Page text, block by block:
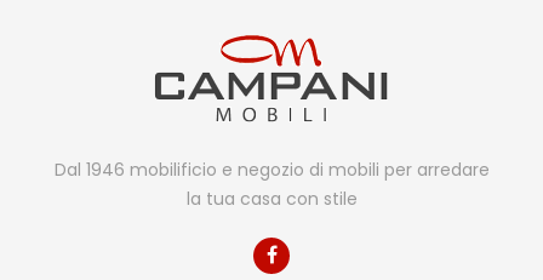
Dal 1946 mobilificio e negozio di mobili per arredare
la tua casa con stile